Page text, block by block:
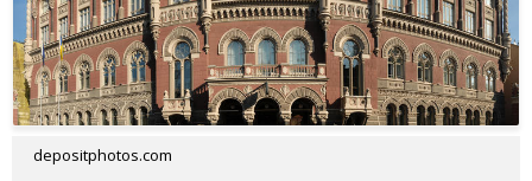
depositphotos.com